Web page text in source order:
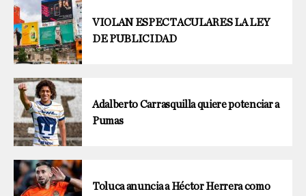
VIOLAN ESPECTACULARES LA LEY
DE PUBLICIDAD
Adalberto Carrasquilla quiere potenciar a
Pumas
Toluca anuncia a Héctor Herrera como